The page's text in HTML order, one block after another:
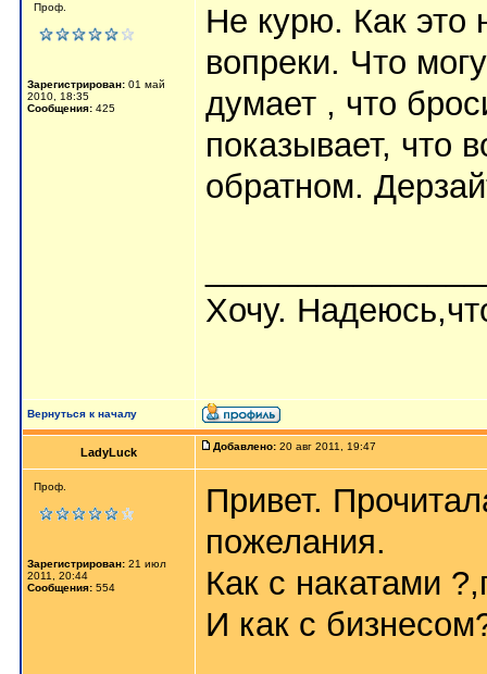
Проф.
Зарегистрирован: 01 май
2010, 18:35
Сообщения: 425
Не курю. Как это
вопреки. Что
думает , что
показывает, что
обратном.
Хочу.
Вернуться к началу
LadyLuck Добавлено: 20 авг 2011, 19:47
Проф.
Зарегистрирован: 21 июл
2011, 20:44
Сообщения: 554
Привет.
пожелания.
Как с накатами
И как с